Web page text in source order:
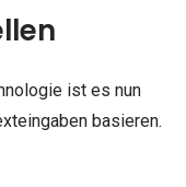
ist es nun
basieren.